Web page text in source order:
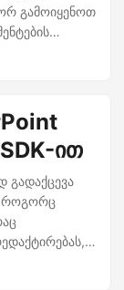
გამოიყენოთ
ით
გადაქცევა
როგორც
Cloud SDK-ის